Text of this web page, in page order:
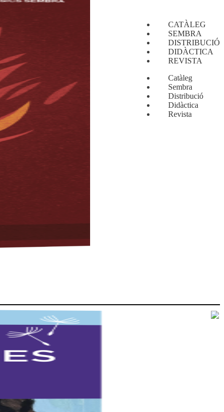
CATÀLEG
SEMBRA
DISTRIBUCIÓ
DIDÀCTICA
REVISTA
Catàleg
Sembra
Distribució
Didàctica
Revista